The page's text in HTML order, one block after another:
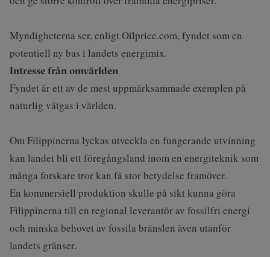
Myndigheterna ser, enligt Oilprice.com, fyndet som en
potentiell ny bas i landets energimix.
Intresse från omvärlden
Fyndet är ett av de mest uppmärksammade exemplen på
naturlig vätgas i världen.
Om Filippinerna lyckas utveckla en fungerande utvinning
kan landet bli ett föregångsland inom en energiteknik som
många forskare tror kan få stor betydelse framöver.
En kommersiell produktion skulle på sikt kunna göra
Filippinerna till en regional leverantör av fossilfri energi
och minska behovet av fossila bränslen även utanför
landets gränser.